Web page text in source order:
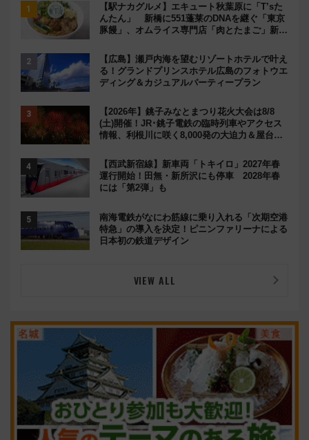
【駅ナカグルメ】エキュート秋葉原に「T’sた
んたん」 新橋に551蓬莱のDNAを継ぐ「東京
豚饅」、オムライス専門店「肉とたまご」新グ
【広島】瀬戸内海を望むリゾートホテルで叶え
る！グランドプリンスホテル広島のフォトウエ
ディング＆カジュアルパーティープラン
【2026年】銚子みなとまつり花火大会は8/8
(土)開催！JR･銚子電鉄の臨時列車やアクセス
情報、利根川に咲く8,000発の大迫力＆屋台を
【西武新宿線】新車両「トキイロ」2027年春
運行開始！田無・新所沢にも停車 2028年春
には「第2弾」も
南海電鉄がなにわ筋線に乗り入れる「次期空港
特急」の導入を決定！ピニンファリーナによる
日本初の鉄道デザイン
VIEW ALL